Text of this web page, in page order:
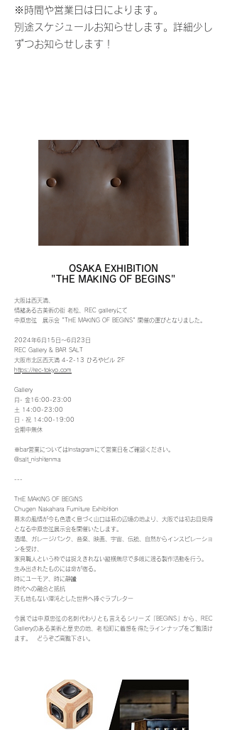
※時間や営業日は日によります。
別途スケジュールお知らせします。詳細少し
ずつお知らせします！
OSAKA EXHIBITION
"THE MAKING OF BEGINS"
大阪は西天満、
情緒ある古美術の街 老松、REC galleryにて
中原忠弦 展示会 "THE MAKING OF BEGINS" 開催の運びとなりました。
2024年6月15日〜6月23日
REC Gallery & BAR SALT
大阪市北区西天満 4-2-13 ひろやビル 2F
https://rec-tokyo.com
Gallery
月- 金16:00-23:00
土 14:00-23:00
日・祝 14:00-19:00
会期中無休
※bar営業についてはInstagramにて営業日をご確認ください。
@salt_nishitenma
---
THE MAKING OF BEGINS
Chugen Nakahara Furniture Exhibition
幕末の風情が今も色濃く息づく山口は萩の辺境の地より、大阪では初お目見得
となる中原忠弦展示会を開催いたします。
酒場、ガレージパンク、音楽、映画、宇宙、伝統、自然からインスピレーショ
ンを受け、
家具職人という枠では捉えきれない縦横無尽で多岐に渡る製作活動を行う。
生み出されたものには命が宿る。
時にユーモア、時に静謐
時代への融合と抵抗
天も地もない渾沌とした世界へ捧ぐラブレター
今展では中原忠弦の名刺代わりとも言えるシリーズ「BEGINS」から、REC
Galleryのある美術と歴史の地、老松町に着想を得たラインナップをご覧頂け
ます。 どうぞご高覧下さい。